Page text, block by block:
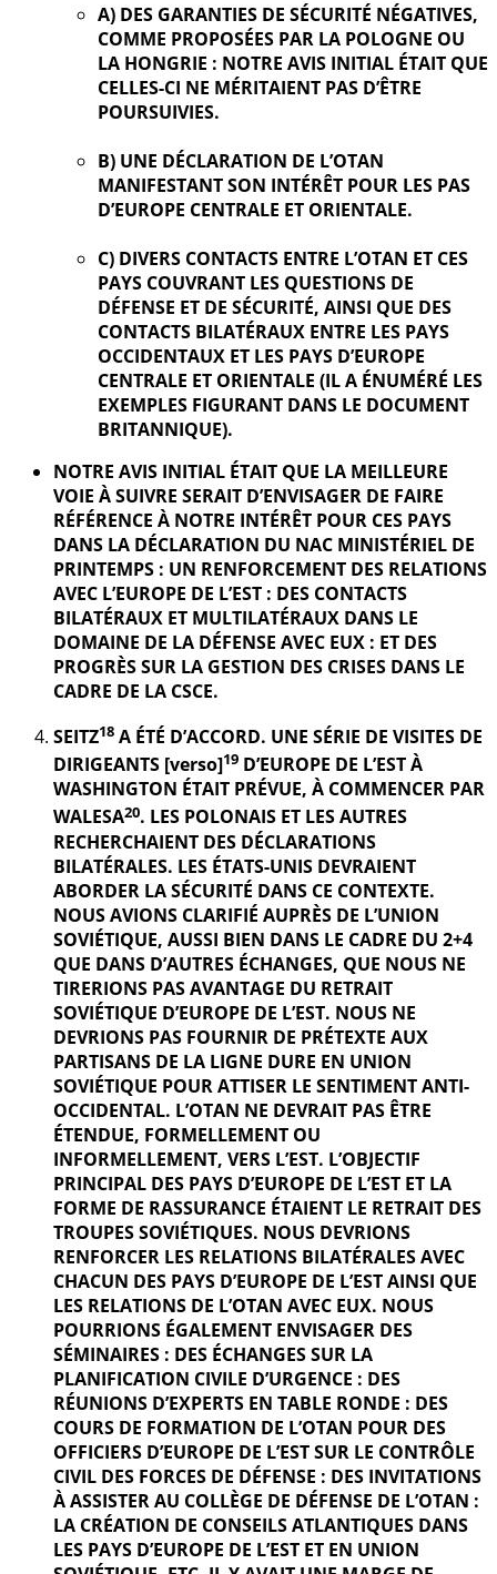
A) DES GARANTIES DE SÉCURITÉ NÉGATIVES,
COMME PROPOSÉES PAR LA POLOGNE OU
LA HONGRIE : NOTRE AVIS INITIAL ÉTAIT QUE
CELLES-CI NE MÉRITAIENT PAS D’ÊTRE
POURSUIVIES.
B) UNE DÉCLARATION DE L’OTAN
MANIFESTANT SON INTÉRÊT POUR LES PAS
D’EUROPE CENTRALE ET ORIENTALE.
C) DIVERS CONTACTS ENTRE L’OTAN ET CES
PAYS COUVRANT LES QUESTIONS DE
DÉFENSE ET DE SÉCURITÉ, AINSI QUE DES
CONTACTS BILATÉRAUX ENTRE LES PAYS
OCCIDENTAUX ET LES PAYS D’EUROPE
CENTRALE ET ORIENTALE (IL A ÉNUMÉRÉ LES
EXEMPLES FIGURANT DANS LE DOCUMENT
BRITANNIQUE).
NOTRE AVIS INITIAL ÉTAIT QUE LA MEILLEURE
VOIE À SUIVRE SERAIT D’ENVISAGER DE FAIRE
RÉFÉRENCE À NOTRE INTÉRÊT POUR CES PAYS
DANS LA DÉCLARATION DU NAC MINISTÉRIEL DE
PRINTEMPS : UN RENFORCEMENT DES RELATIONS
AVEC L’EUROPE DE L’EST : DES CONTACTS
BILATÉRAUX ET MULTILATÉRAUX DANS LE
DOMAINE DE LA DÉFENSE AVEC EUX : ET DES
PROGRÈS SUR LA GESTION DES CRISES DANS LE
CADRE DE LA CSCE.
SEITZ18 A ÉTÉ D’ACCORD. UNE SÉRIE DE VISITES DE
DIRIGEANTS [verso]19 D’EUROPE DE L’EST À
WASHINGTON ÉTAIT PRÉVUE, À COMMENCER PAR
WALESA20. LES POLONAIS ET LES AUTRES
RECHERCHAIENT DES DÉCLARATIONS
BILATÉRALES. LES ÉTATS-UNIS DEVRAIENT
ABORDER LA SÉCURITÉ DANS CE CONTEXTE.
NOUS AVIONS CLARIFIÉ AUPRÈS DE L’UNION
SOVIÉTIQUE, AUSSI BIEN DANS LE CADRE DU 2+4
QUE DANS D’AUTRES ÉCHANGES, QUE NOUS NE
TIRERIONS PAS AVANTAGE DU RETRAIT
SOVIÉTIQUE D’EUROPE DE L’EST. NOUS NE
DEVRIONS PAS FOURNIR DE PRÉTEXTE AUX
PARTISANS DE LA LIGNE DURE EN UNION
SOVIÉTIQUE POUR ATTISER LE SENTIMENT ANTI-
OCCIDENTAL. L’OTAN NE DEVRAIT PAS ÊTRE
ÉTENDUE, FORMELLEMENT OU
INFORMELLEMENT, VERS L’EST. L’OBJECTIF
PRINCIPAL DES PAYS D’EUROPE DE L’EST ET LA
FORME DE RASSURANCE ÉTAIENT LE RETRAIT DES
TROUPES SOVIÉTIQUES. NOUS DEVRIONS
RENFORCER LES RELATIONS BILATÉRALES AVEC
CHACUN DES PAYS D’EUROPE DE L’EST AINSI QUE
LES RELATIONS DE L’OTAN AVEC EUX. NOUS
POURRIONS ÉGALEMENT ENVISAGER DES
SÉMINAIRES : DES ÉCHANGES SUR LA
PLANIFICATION CIVILE D’URGENCE : DES
RÉUNIONS D’EXPERTS EN TABLE RONDE : DES
COURS DE FORMATION DE L’OTAN POUR DES
OFFICIERS D’EUROPE DE L’EST SUR LE CONTRÔLE
CIVIL DES FORCES DE DÉFENSE : DES INVITATIONS
À ASSISTER AU COLLÈGE DE DÉFENSE DE L’OTAN :
LA CRÉATION DE CONSEILS ATLANTIQUES DANS
LES PAYS D’EUROPE DE L’EST ET EN UNION